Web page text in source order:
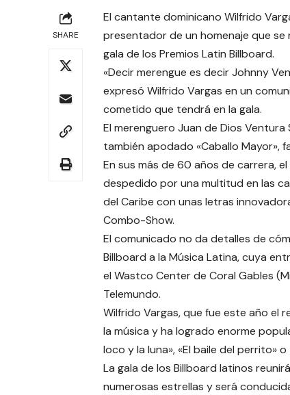
SHARE
El cantante dominicano Wilfrido
presentador de un homenaje que se
gala de los Premios Latin Billboard.
«Decir merengue es decir Johnny
expresó Wilfrido Vargas en un
cometido que tendrá en la gala.
El merenguero Juan de Dios
también apodado «Caballo Mayor»,
En sus más de 60 años de carrera,
despedido por una multitud en las
del Caribe con unas letras
Combo-Show.
El comunicado no da detalles de
Billboard a la Música Latina, cuya
el Wastco Center de Coral Gables
Telemundo.
Wilfrido Vargas, que fue este año el
la música y ha logrado enorme
loco y la luna», «El baile del perrito» o
La gala de los Billboard latinos
numerosas estrellas y será